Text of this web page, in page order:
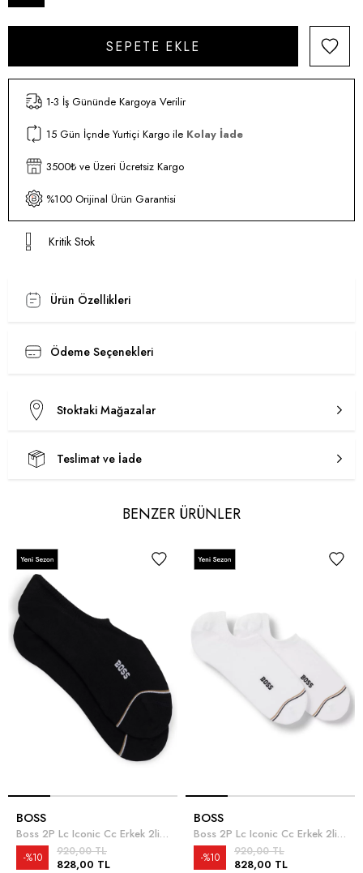
1-3 İş Gününde Kargoya Verilir
15 Gün İçnde Yurtiçi Kargo ile Kolay İade
3500₺ ve Üzeri Ücretsiz Kargo
%100 Orijinal Ürün Garantisi
Kritik Stok
Ürün Özellikleri
Ödeme Seçenekleri
Stoktaki Mağazalar
Teslimat ve İade
BENZER ÜRÜNLER
BOSS
Boss 2P Lc Iconic Cc Erkek 2li Çorap Siyah
828,00 TL
920,00 TL
%10
BOSS
Boss 2P Lc Iconic Cc Erkek 2li Çorap Beyaz
828,00 TL
920,00 TL
%10